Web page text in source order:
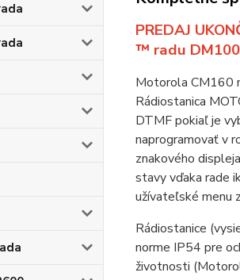
PREDAJ
™ radu
Motorola CM160
Rádiostanica
DTMF pokiaľ je
naprogramovať v
znakového
stavy vďaka rade
užívateľské menu
Rádiostanice
norme IP54 pre
životnosti